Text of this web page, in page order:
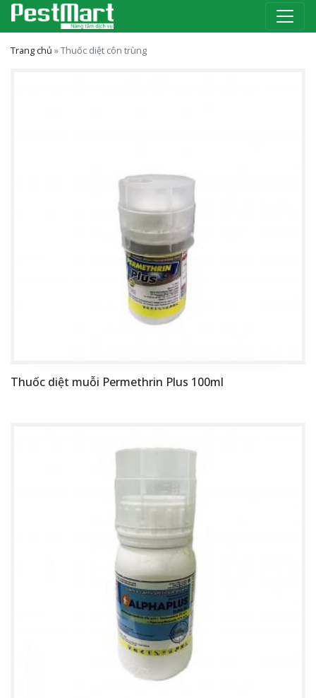
Trang chủ »Thuốc diệt côn trùng
Thuốc diệt muỗi Permethrin Plus 100ml